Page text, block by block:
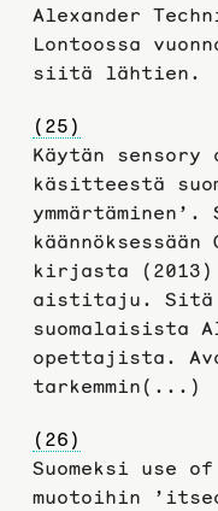
Alexander
Lontoossa
siitä lähtien.
(25)
Käytän
käsitteestä
ymmärtäminen’.
kirjasta
aistitaju. Sitä
suomalaisista
opettajista.
tarkemmin(...)
(26)
Suomeksi use
muotoihin